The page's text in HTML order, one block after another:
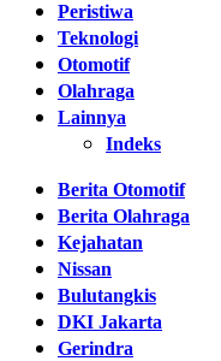
Peristiwa
Teknologi
Otomotif
Olahraga
Lainnya
Indeks
Berita Otomotif
Berita Olahraga
Kejahatan
Nissan
Bulutangkis
DKI Jakarta
Gerindra